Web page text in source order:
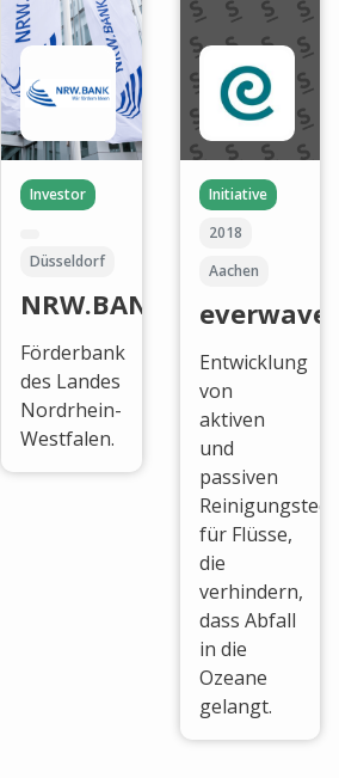
Investor
Düsseldorf
NRW.BANK
Förderbank
des Landes
Nordrhein-
Westfalen.
Initiative
2018
Aachen
everwave
Entwicklung
von
aktiven
und
passiven
für Flüsse,
die
verhindern,
dass Abfall
in die
Ozeane
gelangt.